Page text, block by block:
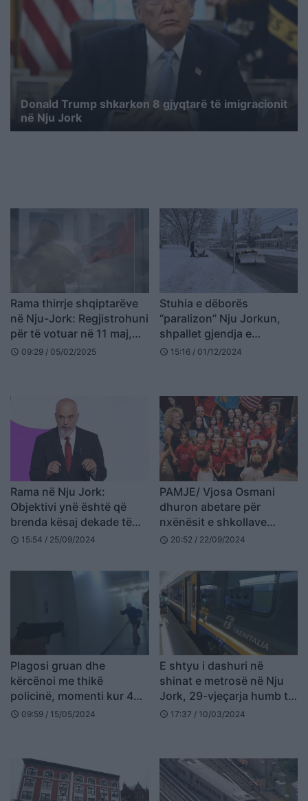
Donald Trump shkarkon 8 gjyqtarë të imigracionit
në Nju Jork
Rama thirrje shqiptarëve
në Nju-Jork: Regjistrohuni
për të votuar në 11 maj,
afati skadon në 4 mars
schedule 09:29 / 05/02/2025
Stuhia e dëborës
“paralizon” Nju Jorkun,
shpallet gjendja e
jashtëzakonshme
schedule 15:16 / 01/12/2024
Rama në Nju Jork:
Objektivi ynë është që
brenda kësaj dekade të
anëtarësohemi në BE
schedule 15:54 / 25/09/2024
PAMJE/ Vjosa Osmani
dhuron abetare për
nxënësit e shkollave
shqipe në Nju Jork
schedule 20:52 / 22/09/2024
Plagosi gruan dhe
kërcënoi me thikë
policinë, momenti kur 46-
vjeçari qëllohet për vdekje
schedule 09:59 / 15/05/2024
E shtyu i dashuri në
shinat e metrosë në Nju
Jork, 29-vjeçarja humb të
dyja këmbët
schedule 17:37 / 10/03/2024